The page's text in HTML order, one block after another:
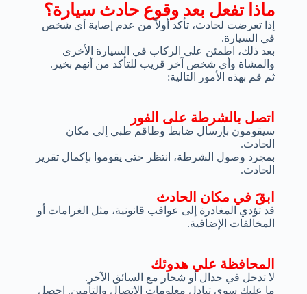
ماذا تفعل بعد وقوع حادث سيارة؟
إذا تعرضت لحادث، تأكد أولاً من عدم إصابة أي شخص
في السيارة.
بعد ذلك، اطمئن على الركاب في السيارة الأخرى
والمشاة وأي شخص آخر قريب للتأكد من أنهم بخير.
ثم قم بهذه الأمور التالية:
ابقَ في مكان الحادث
قد تؤدي المغادرة إلى عواقب قانونية، مثل الغرامات أو
المخالفات الإضافية.
اتصل بالشرطة على الفور
سيقومون بإرسال ضابط وطاقم طبي إلى مكان
الحادث.
بمجرد وصول الشرطة، انتظر حتى يقوموا بإكمال تقرير
الحادث.
المحافظة علي هدوئك
لا تدخل في جدال أو شجار مع السائق الآخر.
ما عليك سوى تبادل معلومات الاتصال والتأمين. احصل